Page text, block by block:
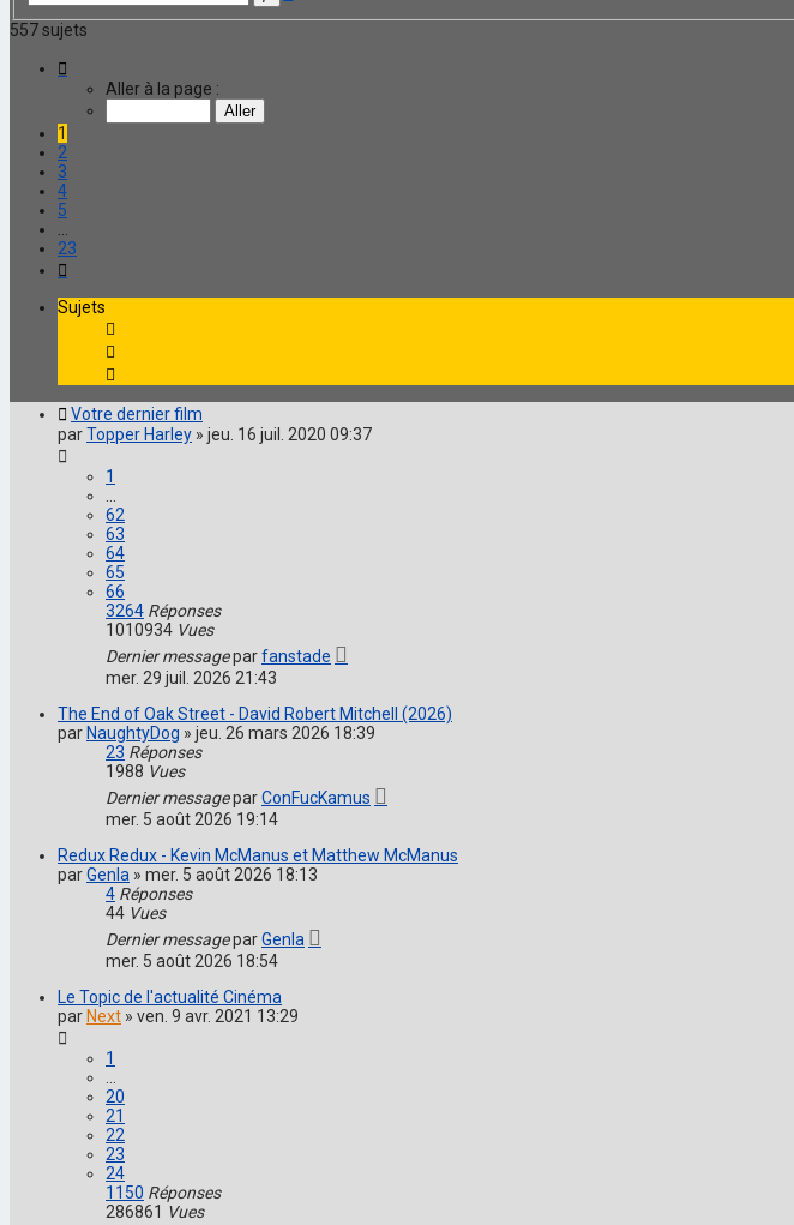
557 sujets
1
23
Aller à la page :
1
2
3
4
5
23
Sujets
Votre dernier film
parTopper Harley » jeu. 16 juil. 2020 09:37
1
62
63
64
65
66
3264 Réponses
1010934 Vues
Dernier messageparfanstade
mer. 29 juil. 2026 21:43
The End of Oak Street - David Robert Mitchell (2026)
parNaughtyDog » jeu. 26 mars 2026 18:39
23 Réponses
1988 Vues
Dernier messageparConFucKamus
mer. 5 août 2026 19:14
Redux Redux - Kevin McManus et Matthew McManus
parGenla » mer. 5 août 2026 18:13
4 Réponses
44 Vues
Dernier messageparGenla
mer. 5 août 2026 18:54
Le Topic de l'actualité Cinéma
parNext » ven. 9 avr. 2021 13:29
1
20
21
22
23
24
1150 Réponses
286861 Vues